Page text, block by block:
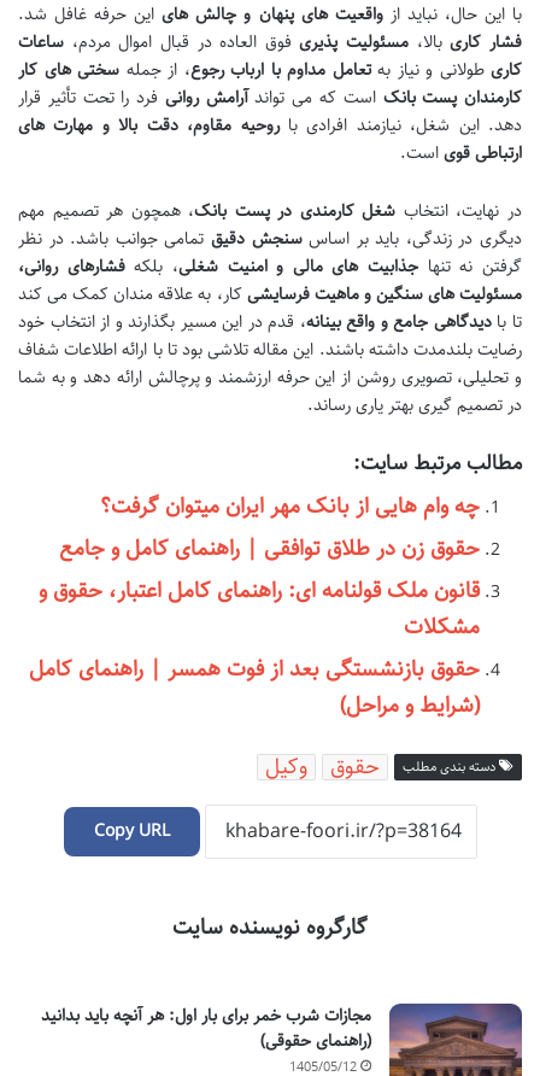
با این حال، نباید ازواقعیت های پنهان و چالش هایاین حرفه غافل شد.
فشار کاریبالا، مسئولیت پذیریفوق العاده در قبال اموال مردم، ساعات
کاری طولانی و نیاز بهتعامل مداوم با ارباب رجوع، از جمله سختی های کار
کارمندان پست بانک است که می تواندآرامش روانی فرد را تحت تأثیر قرار
دهد. این شغل، نیازمند افرادی باروحیه مقاوم، دقت بالا و مهارت های
ارتباطی قویاست.
در نهایت، انتخاب شغل کارمندی در پست بانک، همچون هر تصمیم مهم
دیگری در زندگی، باید بر اساسسنجش دقیق تمامی جوانب باشد. در نظر
گرفتن نه تنها جذابیت های مالی و امنیت شغلی، بلکهفشارهای روانی،
مسئولیت های سنگین و ماهیت فرسایشیکار، به علاقه مندان کمک می کند
تا بادیدگاهی جامع و واقع بینانه، قدم در این مسیر بگذارند و از انتخاب خود
رضایت بلندمدت داشته باشند. این مقاله تلاشی بود تا با ارائه اطلاعات شفاف
و تحلیلی، تصویری روشن از این حرفه ارزشمند و پرچالش ارائه دهد و به شما
در تصمیم گیری بهتر یاری رساند.
مطالب مرتبط سایت:
چه وام هایی از بانک مهر ایران میتوان گرفت؟
حقوق زن در طلاق توافقی | راهنمای کامل و جامع
قانون ملک قولنامه ای: راهنمای کامل اعتبار، حقوق و
مشکلات
حقوق بازنشستگی بعد از فوت همسر | راهنمای کامل
(شرایط و مراحل)
دسته بندی مطلب حقوق وکیل
Copy URL
گارگروه نویسنده سایت
مجازات شرب خمر برای بار اول: هر آنچه باید بدانید
(راهنمای حقوقی)
1405/05/12